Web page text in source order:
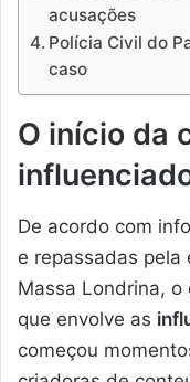
acusações
Polícia Civil do
caso
O início da
De acordo com
e repassadas pela
Massa Londrina,
que envolve as
começou